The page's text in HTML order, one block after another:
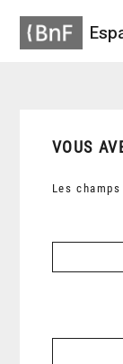
VOUS
Les